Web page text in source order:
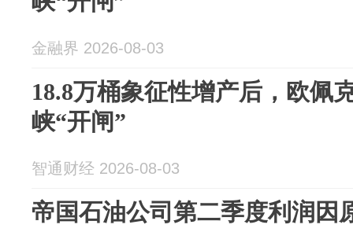
金融界 2026-08-03
18.8万桶象征性增产后，欧佩
峡“开闸”
智通财经 2026-08-03
帝国石油公司第二季度利润